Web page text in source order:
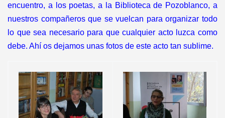
encuentro, a los poetas, a la Biblioteca de Pozoblanco, a
nuestros compañeros que se vuelcan para organizar todo
lo que sea necesario para que cualquier acto luzca como
debe. Ahí os dejamos unas fotos de este acto tan sublime.